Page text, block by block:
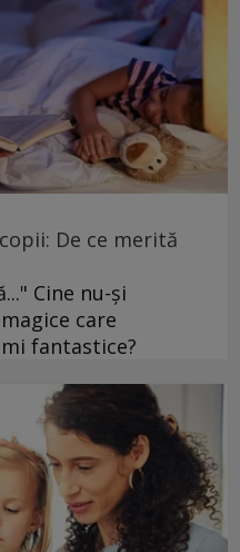
De ce merită
Cine nu-și
care
fantastice?